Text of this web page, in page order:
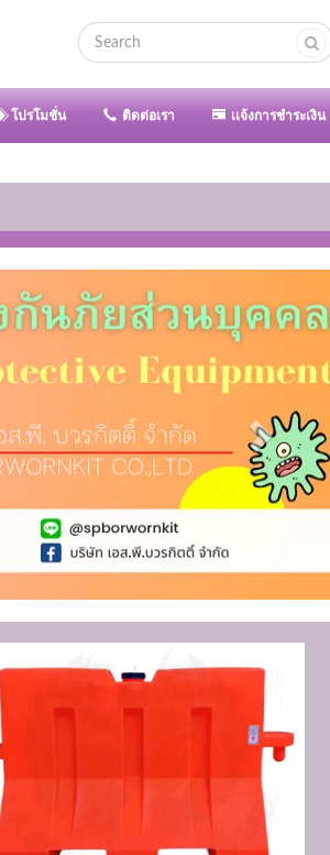
โปรโมชั่น ติดต่อเรา เเจ้งการชำระเงิน